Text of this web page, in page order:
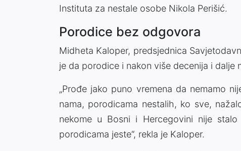
Instituta za nestale osobe Nikola Perišić.
Porodice bez odgovora
Midheta Kaloper, predsjednica
je da porodice i nakon više decenija i dalje
„Prođe jako puno vremena da nemamo
nama, porodicama nestalih, ko sve,
nekome u Bosni i Hercegovini nije
porodicama jeste“, rekla je Kaloper.